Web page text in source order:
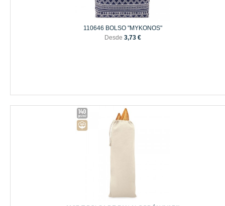
110646 BOLSO "MYKONOS"
Desde 3,73 €